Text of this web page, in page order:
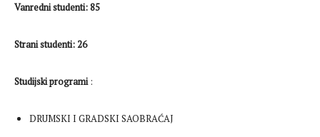
Vanredni studenti: 85
Strani studenti: 26
Studijski programi:
DRUMSKI I GRADSKI SAOBRAĆAJ